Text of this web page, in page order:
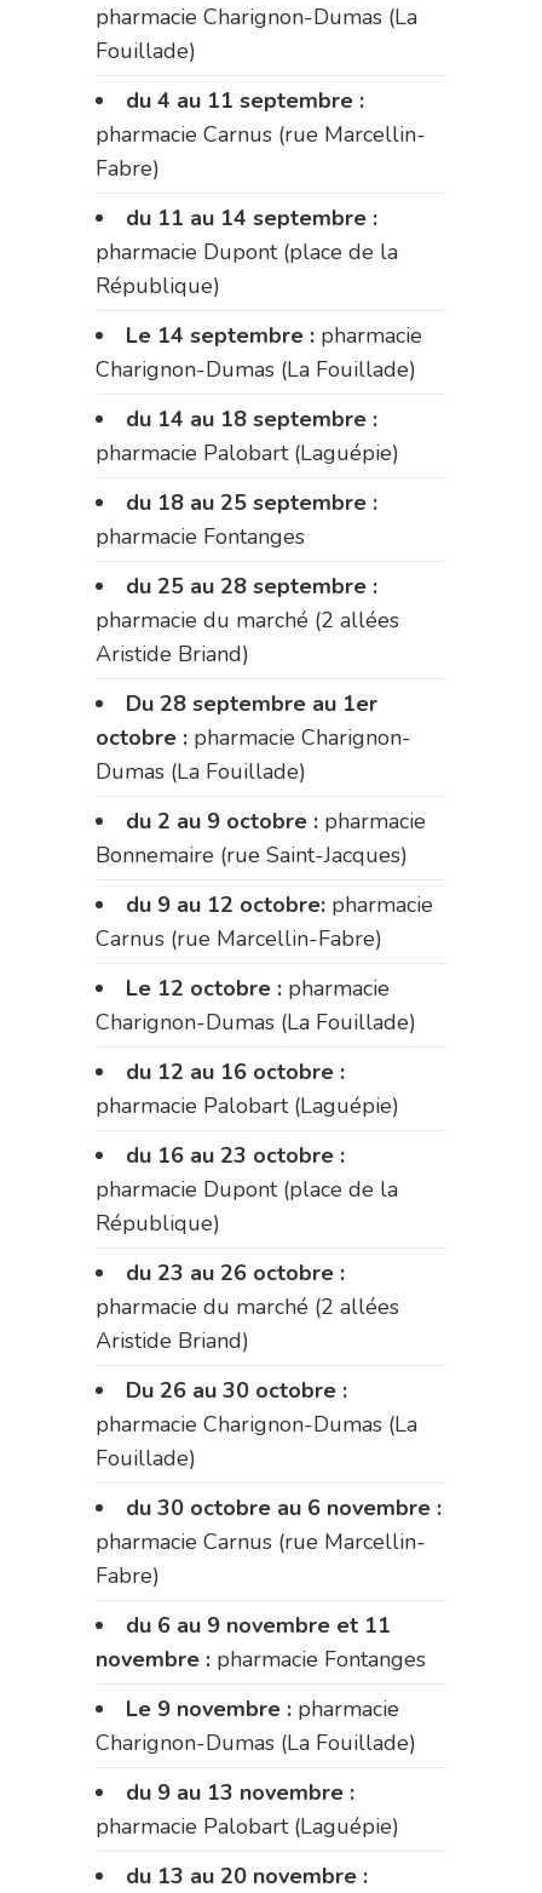
pharmacie Charignon-Dumas (La
Fouillade)
du 4 au 11 septembre :
pharmacie Carnus (rue Marcellin-
Fabre)
du 11 au 14 septembre :
pharmacie Dupont (place de la
République)
Le 14 septembre : pharmacie
Charignon-Dumas (La Fouillade)
du 14 au 18 septembre :
pharmacie Palobart (Laguépie)
du 18 au 25 septembre :
pharmacie Fontanges
du 25 au 28 septembre :
pharmacie du marché (2 allées
Aristide Briand)
Du 28 septembre au 1er
octobre : pharmacie Charignon-
Dumas (La Fouillade)
du 2 au 9 octobre : pharmacie
Bonnemaire (rue Saint-Jacques)
du 9 au 12 octobre: pharmacie
Carnus (rue Marcellin-Fabre)
Le 12 octobre : pharmacie
Charignon-Dumas (La Fouillade)
du 12 au 16 octobre :
pharmacie Palobart (Laguépie)
du 16 au 23 octobre :
pharmacie Dupont (place de la
République)
du 23 au 26 octobre :
pharmacie du marché (2 allées
Aristide Briand)
Du 26 au 30 octobre :
pharmacie Charignon-Dumas (La
Fouillade)
du 30 octobre au 6 novembre :
pharmacie Carnus (rue Marcellin-
Fabre)
du 6 au 9 novembre et 11
novembre : pharmacie Fontanges
Le 9 novembre : pharmacie
Charignon-Dumas (La Fouillade)
du 9 au 13 novembre :
pharmacie Palobart (Laguépie)
du 13 au 20 novembre :